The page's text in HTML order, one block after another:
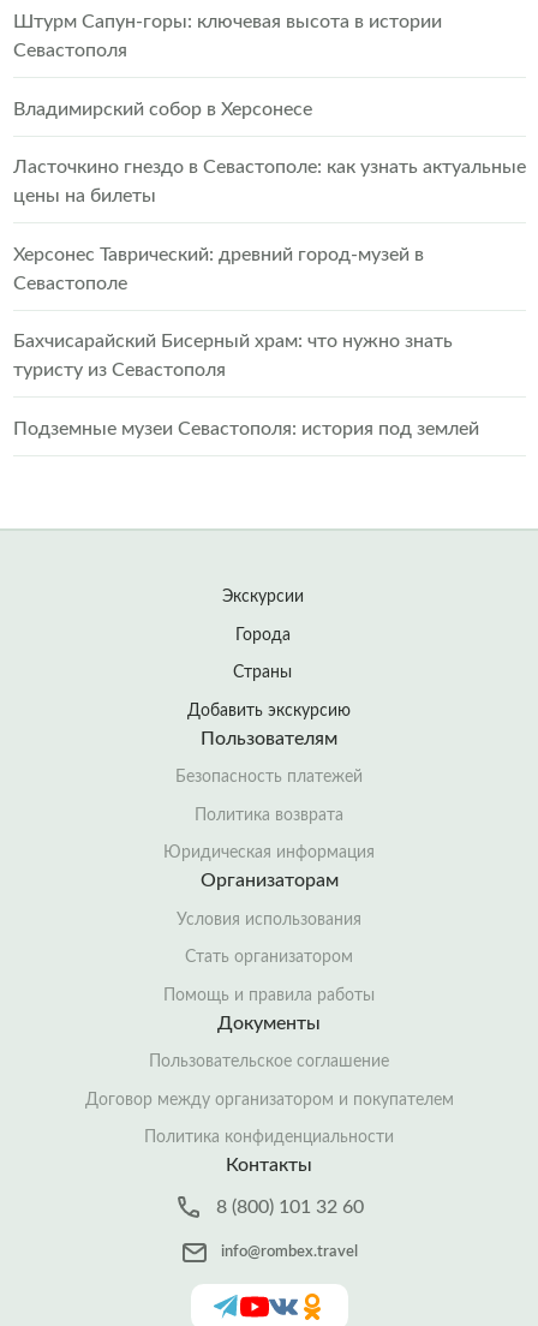
Штурм Сапун-горы: ключевая высота в истории
Севастополя
Владимирский собор в Херсонесе
Ласточкино гнездо в Севастополе: как узнать актуальные
цены на билеты
Херсонес Таврический: древний город-музей в
Севастополе
Бахчисарайский Бисерный храм: что нужно знать
туристу из Севастополя
Подземные музеи Севастополя: история под землей
Экскурсии
Города
Страны
Добавить экскурсию
Пользователям
Безопасность платежей
Политика возврата
Юридическая информация
Организаторам
Условия использования
Стать организатором
Помощь и правила работы
Документы
Пользовательское соглашение
Договор между организатором и покупателем
Политика конфиденциальности
Контакты
8 (800) 101 32 60
info@rombex.travel